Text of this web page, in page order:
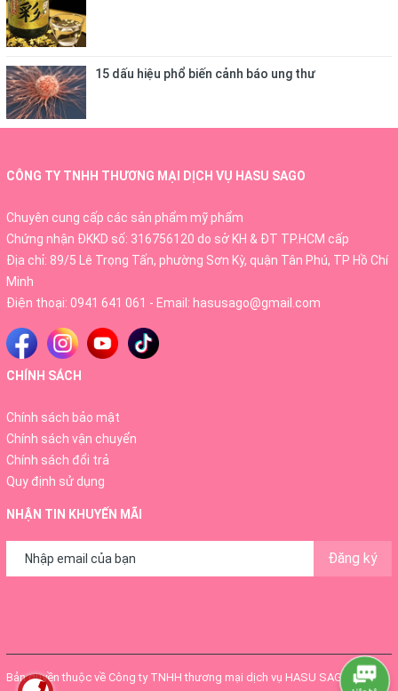
15 dấu hiệu phổ biến cảnh báo ung thư
CÔNG TY TNHH THƯƠNG MẠI DỊCH VỤ HASU SAGO
Chuyên cung cấp các sản phẩm mỹ phẩm
Chứng nhận ĐKKD số: 316756120 do sở KH & ĐT TP.HCM cấp
Địa chỉ: 89/5 Lê Trọng Tấn, phường Sơn Kỳ, quận Tân Phú, TP Hồ Chí
Minh
Điện thoại: 0941 641 061 - Email: hasusago@gmail.com
CHÍNH SÁCH
Chính sách bảo mật
Chính sách vận chuyển
Chính sách đổi trả
Quy định sử dụng
NHẬN TIN KHUYẾN MÃI
Đăng ký
Bản quyền thuộc về Công ty TNHH thương mại dịch vụ HASU SAGO .Cung